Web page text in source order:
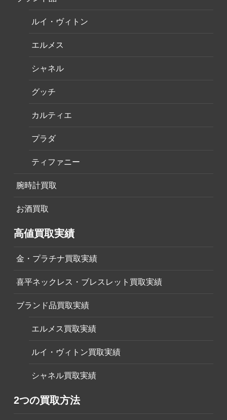
ルイ・ヴィトン
エルメス
シャネル
グッチ
カルティエ
プラダ
ティファニー
腕時計買取
お酒買取
高値買取実績
金・プラチナ買取実績
喜平ネックレス・ブレスレット買取実績
ブランド品買取実績
エルメス買取実績
ルイ・ヴィトン買取実績
シャネル買取実績
2つの買取方法